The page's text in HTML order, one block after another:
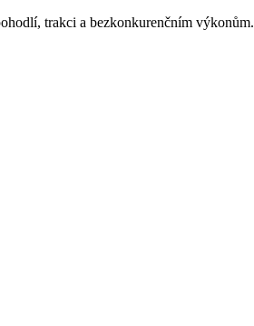
trakci a bezkonkurenčním výkonům.